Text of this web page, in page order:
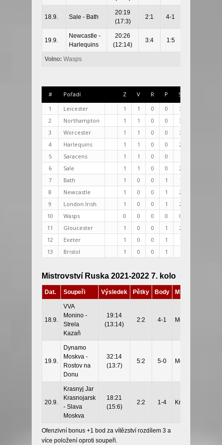
18.9. Sale - Bath
20:19
(17:3)
2:1 4-1
19.9.
Newcastle -
Harlequins
20:26
(12:14)
3:4 1:5
Volno: Wasps
# Pořadí Z V R P Skóre
1
Leicester 1 1 0 0 34:19
2
Northampton 1 1 0 0 34:20
3
Worcester 1 1 0 0 36:24
4
Harlequins 1 1 0 0 26:20
5
Saracens 1 1 0 0
6
Sale 1 1 0 0 20:19
7
Bath 1 0 0 1 19:20
8
Newcastle 1 0 0 1 20:26
9
London Irish 1 0 0 1 24:36
10
Wasps 0 0 0 0 00:00
11
Gloucester 1 0 0 1 20:34
12
Exeter 1 0 0 1 19:34
13
Bristol 1 0 0 1
Mistrovství Ruska 2021-2022 7. kolo
Dat. Soupeři Výsledek Pětky Body Místo
18.9.
VVA
Monino -
Strela
Kazaň
19:14
(13:14)
2:2 4-1 Monino
19.9.
Dynamo
Moskva -
Rostov na
Donu
32:14
(13:7)
5:2 5-0 Moskva
20.9.
Krasnyj Jar
Krasnojarsk
- Slava
Moskva
18:21
(15:6)
2:2 1-4 Krasnojarsk
Ofenzivní bonus +1 bod za vítězství rozdílem 3 a
více položení oproti soupeři.